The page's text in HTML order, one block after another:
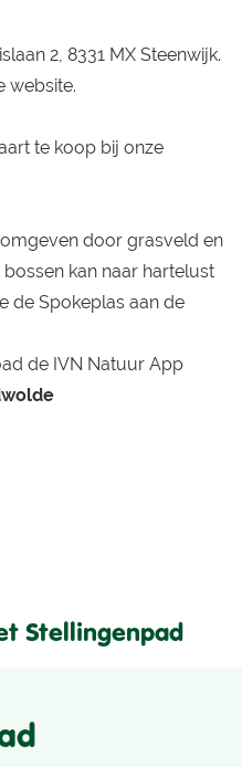
2, 8331 MX Steenwijk.
website.
te koop bij onze
door grasveld en
kan naar hartelust
de Spokeplas aan de
de IVN Natuur App
Stellingenpad